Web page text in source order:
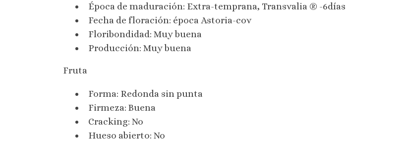
Época de maduración: Extra-temprana, Transvalia ® -6días
Fecha de floración: época Astoria-cov
Floribondidad: Muy buena
Producción: Muy buena
Fruta
Forma: Redonda sin punta
Firmeza: Buena
Cracking: No
Hueso abierto: No